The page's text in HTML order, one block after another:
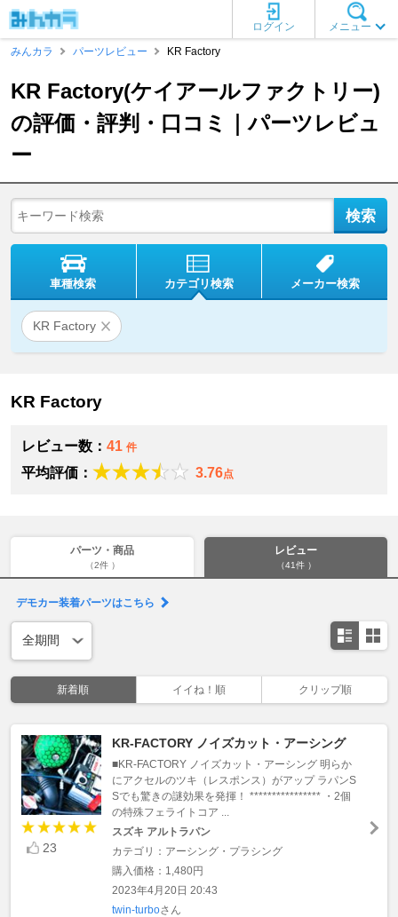
メニュー
ログイン
みんカラ
パーツレビュー KR Factory
KR Factory(ケイアールファクトリー)
の評価・評判・口コミ｜パーツレビュ
ー
車種検索 カテゴリ検索 メーカー検索
KR Factory
KR Factory
レビュー数： 41 件
平均評価： 3.76点
パーツ・商品
（2件 ）
レビュー
（41件 ）
デモカー装着パーツはこちら
新着順 イイね！順 クリップ順
23
KR-FACTORY ノイズカット・アーシング
■KR-FACTORY ノイズカット・アーシング 明らか
にアクセルのツキ（レスポンス）がアップ ラパンS
Sでも驚きの謎効果を発揮！ **************** ・2個
の特殊フェライトコア ...
スズキ アルトラパン
カテゴリ：アーシング・プラシング
購入価格：1,480円
2023年4月20日 20:43
twin-turboさん